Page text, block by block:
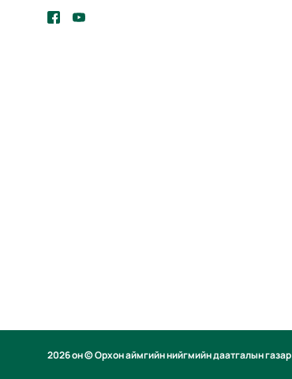
2026 он © Орхон аймгийн нийгмийн даатгалын газар